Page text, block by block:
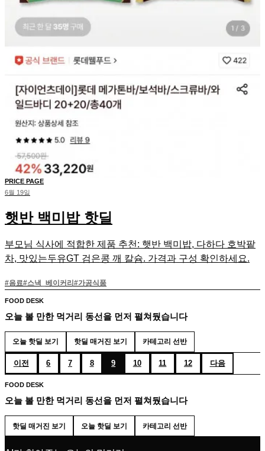
PRICE PAGE
6월 19일
햇반 백미밥 핫딜
부모님 식사에 적합한 제품 추천: 햇반 백미밥, 다하다 호박팥
차, 맛있는두유GT 검은콩 깨 칼슘. 가격과 구성 확인하세요.
#음료#스낵_베이커리 #가공식품
FOOD DESK
오늘 볼 만한 먹거리 동선을 먼저 펼쳐뒀습니다
오늘 핫딜 보기 핫딜 매거진 보기 카테고리 선반
이전 6 7 8 9 10 11 12 다음
FOOD DESK
오늘 볼 만한 먹거리 동선을 먼저 펼쳐뒀습니다
핫딜 매거진 보기 오늘 핫딜 보기 카테고리 선반